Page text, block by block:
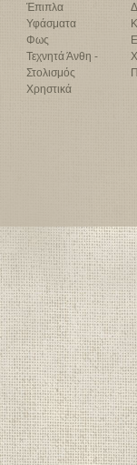
Έπιπλα
Υφάσματα
Φως
Τεχνητά Άνθη -
Στολισμός
Χρηστικά